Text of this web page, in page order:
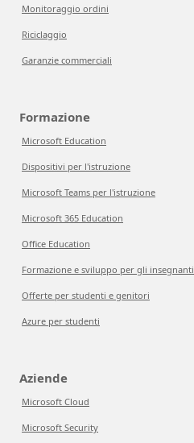
Monitoraggio ordini
Riciclaggio
Garanzie commerciali
Formazione
Microsoft Education
Dispositivi per l'istruzione
Microsoft Teams per l'istruzione
Microsoft 365 Education
Office Education
Formazione e sviluppo per gli insegnanti
Offerte per studenti e genitori
Azure per studenti
Aziende
Microsoft Cloud
Microsoft Security